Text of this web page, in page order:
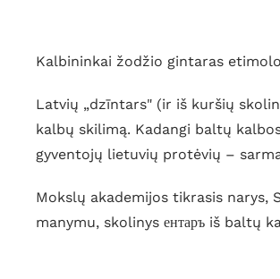
Kalbininkai žodžio gintaras
Latvių „dzīntars" (ir iš kuršių
kalbų skilimą. Kadangi baltų
gyventojų lietuvių protėvių –
Mokslų akademijos tikrasis narys,
manymu, skolinys ентаръ iš baltų